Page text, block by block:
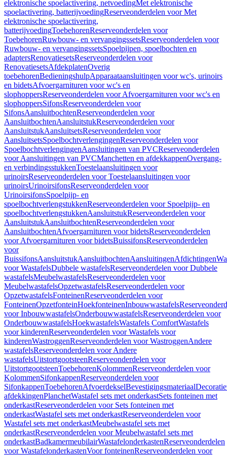
elektronische spoelactivering, netvoedingMet elektronische
spoelactivering, batterijvoedingReserveonderdelen voor Met
elektronische spoelactivering,
batterijvoedingToebehorenReserveonderdelen voor
ToebehorenRuwbouw- en vervangingssetsReserveonderdelen voor
Ruwbouw- en vervangingssetsSpoelpijpen, spoelbochten en
adaptersRenovatiesetsReserveonderdelen voor
RenovatiesetsAfdekplatenOverig
toebehorenBedieningshulpApparaataansluitingen voor wc's, urinoirs
en bidetsAfvoergarnituren voor wc's en
slophoppersReserveonderdelen voor Afvoergarnituren voor wc's en
slophoppersSifonsReserveonderdelen voor
SifonsAansluitbochtenReserveonderdelen voor
AansluitbochtenAansluitstukReserveonderdelen voor
AansluitstukAansluitsetsReserveonderdelen voor
AansluitsetsSpoelbochtverlengingenReserveonderdelen voor
SpoelbochtverlengingenAansluitingen van PVCReserveonderdelen
voor Aansluitingen van PVCManchetten en afdekkappenOvergang-
en verbindingsstukkenToestelaansluitingen voor
urinoirsReserveonderdelen voor Toestelaansluitingen voor
urinoirsUrinoirsifonsReserveonderdelen voor
UrinoirsifonsSpoelpijp- en
spoelbochtverlengstukkenReserveonderdelen voor Spoelpijp- en
spoelbochtverlengstukkenAansluitstukReserveonderdelen voor
AansluitstukAansluitbochtenReserveonderdelen voor
AansluitbochtenAfvoergarnituren voor bidetsReserveonderdelen
voor Afvoergarnituren voor bidetsBuissifonsReserveonderdelen
voor
BuissifonsAansluitstukAansluitbochtenAansluitingenAfdichtingen
voor WastafelsDubbele wastafelsReserveonderdelen voor Dubbele
wastafelsMeubelwastafelsReserveonderdelen voor
MeubelwastafelsOpzetwastafelsReserveonderdelen voor
OpzetwastafelsFonteinenReserveonderdelen voor
FonteinenOpzetfonteinHoekfonteinenInbouwwastafels
voor InbouwwastafelsOnderbouwwastafelsReserveonderdelen voor
OnderbouwwastafelsHoekwastafelsWastafels ComfortWastafels
voor kinderenReserveonderdelen voor Wastafels voor
kinderenWastroggenReserveonderdelen voor WastroggenAndere
wastafelsReserveonderdelen voor Andere
wastafelsUitstortgootsteenReserveonderdelen voor
UitstortgootsteenToebehorenKolommenReserveonderdelen voor
KolommenSifonkappenReserveonderdelen voor
SifonkappenToebehorenAfvoerdekselBevestigingsmateriaal
afdekkingenPlanchetWastafel sets met onderkastSets fonteinen met
onderkastReserveonderdelen voor Sets fonteinen met
onderkastWastafel sets met onderkastReserveonderdelen voor
Wastafel sets met onderkastMeubelwastafel sets met
onderkastReserveonderdelen voor Meubelwastafel sets met
onderkastBadkamermeubilairWastafelonderkastenReserveonderdelen
voor WastafelonderkastenVoor fonteinenReserveonderdelen voor